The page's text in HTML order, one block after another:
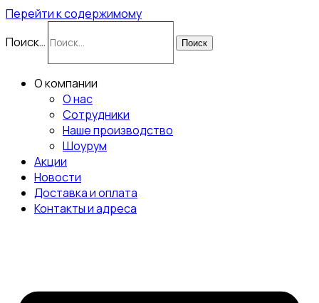
Перейти к содержимому
Поиск…
Поиск
О компании
О нас
Сотрудники
Наше производство
Шоурум
Акции
Новости
Доставка и оплата
Контакты и адреса